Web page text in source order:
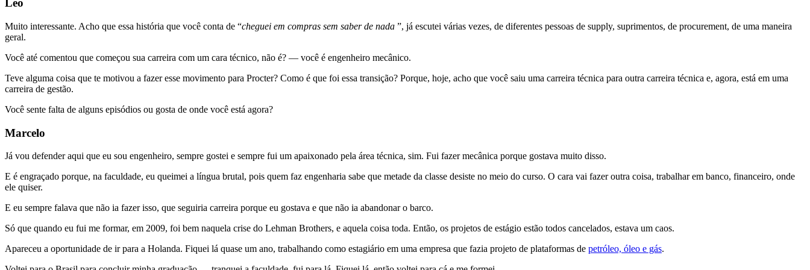
Leo
Muito interessante. Acho que essa história que você conta de “cheguei em compras sem saber de nada ”, já escutei várias vezes, de diferentes pessoas de supply, suprimentos, de procurement, de uma maneira
geral.
Você até comentou que começou sua carreira com um cara técnico, não é? — você é engenheiro mecânico.
Teve alguma coisa que te motivou a fazer esse movimento para Procter? Como é que foi essa transição? Porque, hoje, acho que você saiu uma carreira técnica para outra carreira técnica e, agora, está em uma
carreira de gestão.
Você sente falta de alguns episódios ou gosta de onde você está agora?
Marcelo
Já vou defender aqui que eu sou engenheiro, sempre gostei e sempre fui um apaixonado pela área técnica, sim. Fui fazer mecânica porque gostava muito disso.
E é engraçado porque, na faculdade, eu queimei a língua brutal, pois quem faz engenharia sabe que metade da classe desiste no meio do curso. O cara vai fazer outra coisa, trabalhar em banco, financeiro, onde
ele quiser.
E eu sempre falava que não ia fazer isso, que seguiria carreira porque eu gostava e que não ia abandonar o barco.
Só que quando eu fui me formar, em 2009, foi bem naquela crise do Lehman Brothers, e aquela coisa toda. Então, os projetos de estágio estão todos cancelados, estava um caos.
Apareceu a oportunidade de ir para a Holanda. Fiquei lá quase um ano, trabalhando como estagiário em uma empresa que fazia projeto de plataformas de petróleo, óleo e gás.